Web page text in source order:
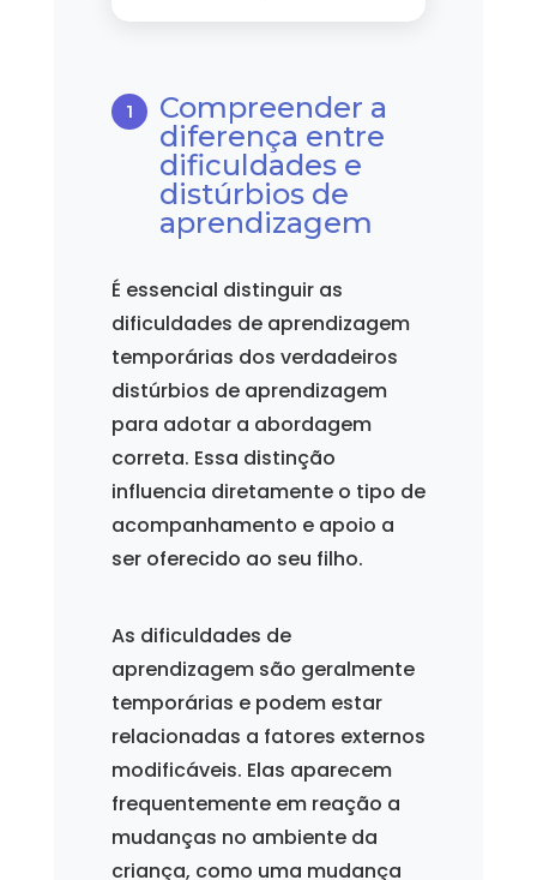
Compreender a
diferença entre
dificuldades e
distúrbios de
aprendizagem
É essencial distinguir as
dificuldades de aprendizagem
temporárias dos verdadeiros
distúrbios de aprendizagem
para adotar a abordagem
correta. Essa distinção
influencia diretamente o tipo de
acompanhamento e apoio a
ser oferecido ao seu filho.
As dificuldades de
aprendizagem são geralmente
temporárias e podem estar
relacionadas a fatores externos
modificáveis. Elas aparecem
frequentemente em reação a
mudanças no ambiente da
criança, como uma mudança